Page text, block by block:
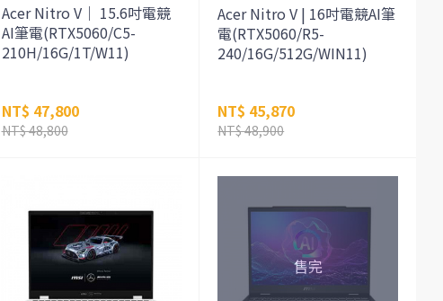
Acer Nitro V｜ 15.6吋電競
AI筆電(RTX5060/C5-
210H/16G/1T/W11)
NT$ 47,800
NT$ 48,800
Acer Nitro V | 16吋電競AI筆
電(RTX5060/R5-
240/16G/512G/WIN11)
NT$ 45,870
NT$ 48,900